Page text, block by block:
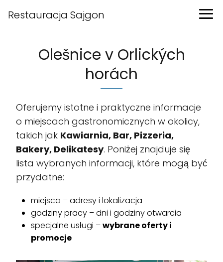
Restauracja Sajgon
Olešnice v Orlických
horách
Oferujemy istotne i praktyczne informacje
o miejscach gastronomicznych w okolicy,
takich jak Kawiarnia, Bar, Pizzeria,
Bakery, Delikatesy. Poniżej znajduje się
lista wybranych informacji, które mogą być
przydatne:
miejsca – adresy i lokalizacja
godziny pracy – dni i godziny otwarcia
specjalne usługi –wybrane oferty i
promocje